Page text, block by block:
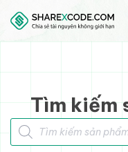
Skip to main content
Skip to footer
Tìm kiếm
Tìm kiếm sản phẩm